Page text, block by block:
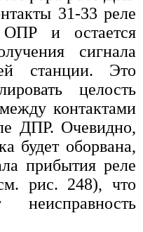
31-33 реле
и остается
сигнала
станции. Это
целость
контактами
ДПР. Очевидно,
будет оборвана,
прибытия реле
рис. 248), что